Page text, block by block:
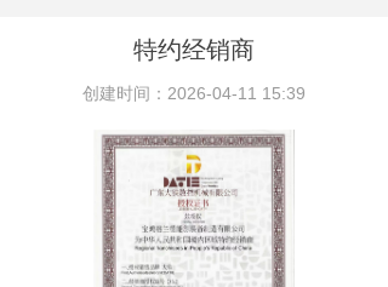
特约经销商
创建时间： 2026-04-11 15:39